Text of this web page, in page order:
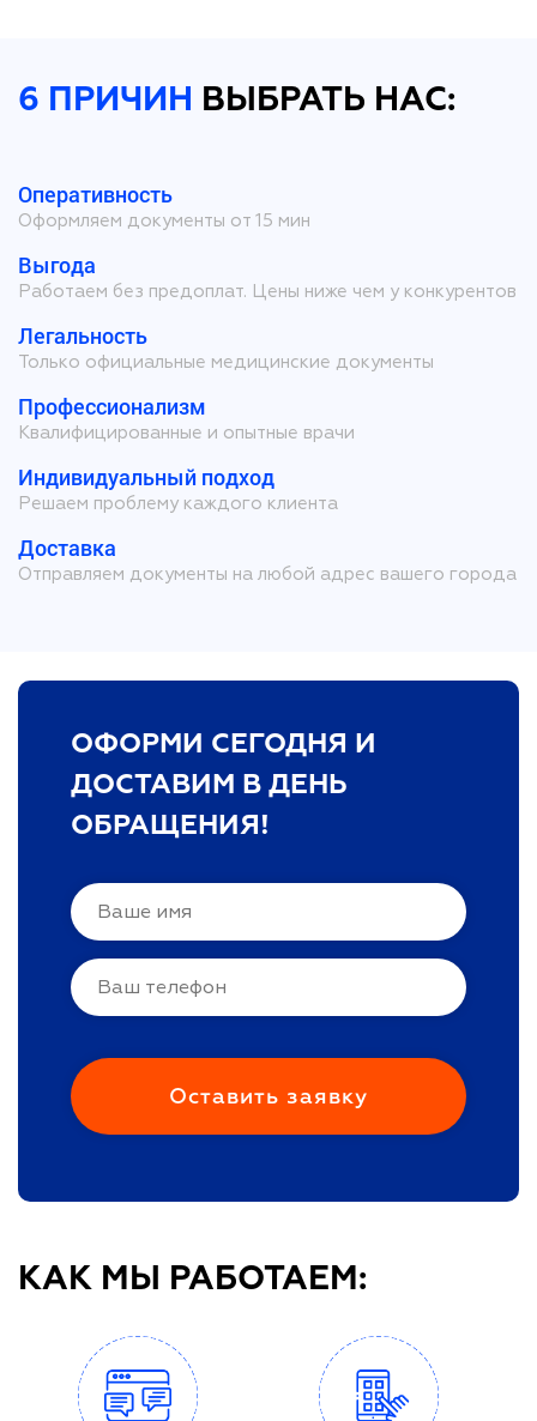
6 ПРИЧИН ВЫБРАТЬ НАС:
Оперативность
Оформляем документы от 15 мин
Выгода
Работаем без предоплат. Цены ниже чем у конкурентов
Легальность
Только официальные медицинские документы
Профессионализм
Квалифицированные и опытные врачи
Индивидуальный подход
Решаем проблему каждого клиента
Доставка
Отправляем документы на любой адрес вашего города
ОФОРМИ СЕГОДНЯ И
ДОСТАВИМ В ДЕНЬ
ОБРАЩЕНИЯ!
КАК МЫ РАБОТАЕМ: